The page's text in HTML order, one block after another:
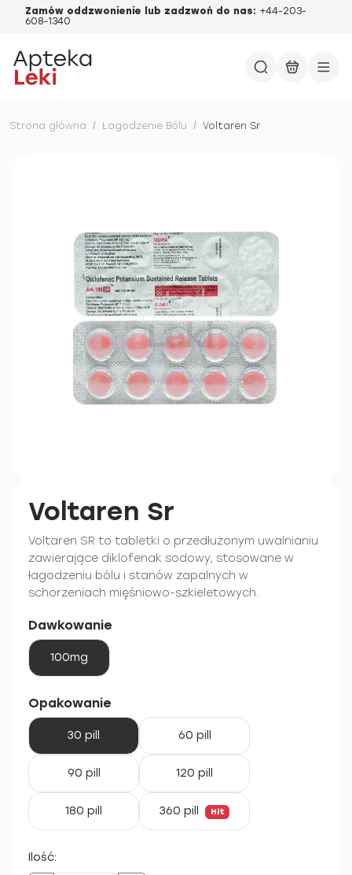
Zamów oddzwonienie lub zadzwoń do nas: +44-203-
608-1340
Strona główna / Łagodzenie Bólu / Voltaren Sr
Voltaren Sr
Voltaren SR to tabletki o przedłużonym uwalnianiu
zawierające diklofenak sodowy, stosowane w
łagodzeniu bólu i stanów zapalnych w
schorzeniach mięśniowo-szkieletowych.
Dawkowanie
100mg
Opakowanie
30 pill 60 pill
90 pill 120 pill
180 pill 360 pill Hit
Ilość: